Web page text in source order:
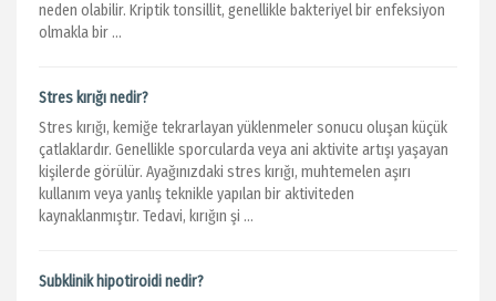
neden olabilir. Kriptik tonsillit, genellikle bakteriyel bir enfeksiyon
olmakla bir ...
Stres kırığı nedir?
Stres kırığı, kemiğe tekrarlayan yüklenmeler sonucu oluşan küçük
çatlaklardır. Genellikle sporcularda veya ani aktivite artışı yaşayan
kişilerde görülür. Ayağınızdaki stres kırığı, muhtemelen aşırı
kullanım veya yanlış teknikle yapılan bir aktiviteden
kaynaklanmıştır. Tedavi, kırığın şi ...
Subklinik hipotiroidi nedir?